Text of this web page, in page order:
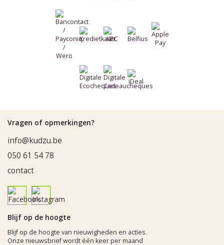
Vragen of opmerkingen?
info@kudzu.be
050 61 54 78
contact
Blijf op de hoogte
Blijf op de hoogte van nieuwigheden en acties.
Onze nieuwsbrief wordt één keer per maand